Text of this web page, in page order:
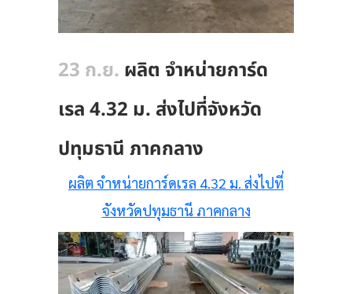
23 ก.ย. ผลิต จำหน่ายการ์ด
เรล 4.32 ม. ส่งไปที่จังหวัด
ปทุมธานี ภาคกลาง
ผลิต จำหน่ายการ์ดเรล 4.32 ม. ส่งไปที่
จังหวัดปทุมธานี ภาคกลาง